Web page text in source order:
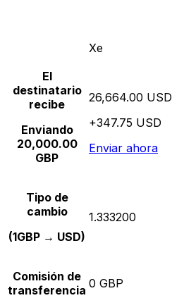
Xe
El
destinatario
recibe
Enviando
20,000.00
GBP
26,664.00 USD
+347.75 USD
Enviar ahora
Tipo de
cambio
(1GBP → USD)
1.333200
Comisión de
transferencia 0 GBP